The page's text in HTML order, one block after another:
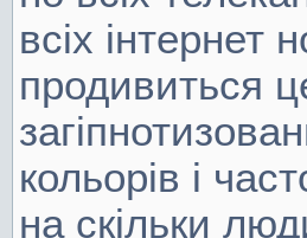
всіх інтернет
продивиться
кольорів і
на скільки